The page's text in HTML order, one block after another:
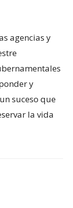
agencias y
y
suceso que
la vida